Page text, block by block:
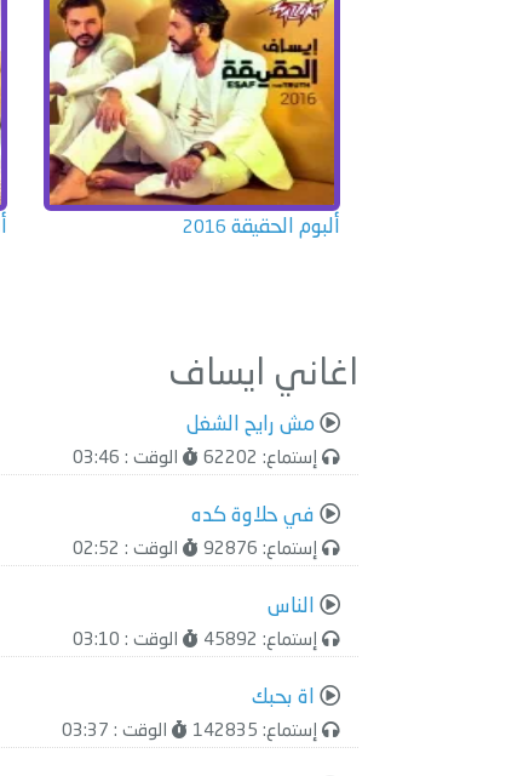
ألبوم الحقيقة 2016
اغاني ايساف
مش رايح الشغل
إستماع: 62202 الوقت : 03:46
في حلاوة كده
إستماع: 92876 الوقت : 02:52
الناس
إستماع: 45892 الوقت : 03:10
اة بحبك
إستماع: 142835 الوقت : 03:37